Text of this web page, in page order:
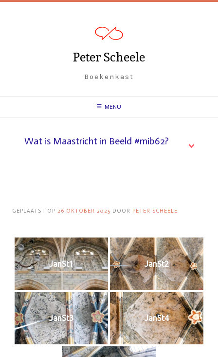
Spring
Peter Scheele
Boekenkast
MENU
Wat is Maastricht in Beeld #mib62?
GEPLAATST OP 26 OKTOBER 2025 DOOR PETER SCHEELE
JanSt1 JanSt2
JanSt3 JanSt4